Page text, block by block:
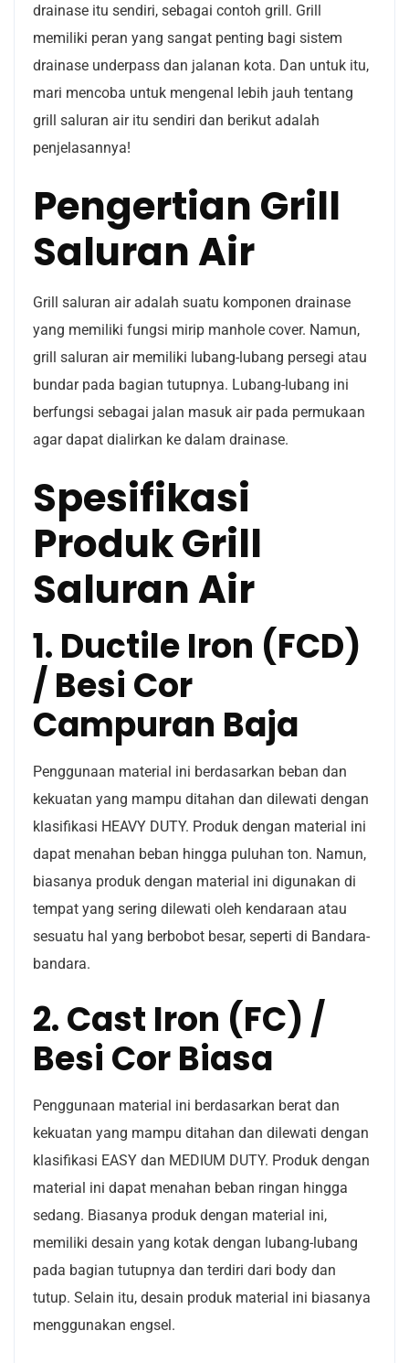
drainase itu sendiri, sebagai contoh grill. Grill
memiliki peran yang sangat penting bagi sistem
drainase underpass dan jalanan kota. Dan untuk itu,
mari mencoba untuk mengenal lebih jauh tentang
grill saluran air itu sendiri dan berikut adalah
penjelasannya!
Pengertian Grill
Saluran Air
Grill saluran air adalah suatu komponen drainase
yang memiliki fungsi mirip manhole cover. Namun,
grill saluran air memiliki lubang-lubang persegi atau
bundar pada bagian tutupnya. Lubang-lubang ini
berfungsi sebagai jalan masuk air pada permukaan
agar dapat dialirkan ke dalam drainase.
Spesifikasi
Produk Grill
Saluran Air
1. Ductile Iron (FCD)
/ Besi Cor
Campuran Baja
Penggunaan material ini berdasarkan beban dan
kekuatan yang mampu ditahan dan dilewati dengan
klasifikasi HEAVY DUTY. Produk dengan material ini
dapat menahan beban hingga puluhan ton. Namun,
biasanya produk dengan material ini digunakan di
tempat yang sering dilewati oleh kendaraan atau
sesuatu hal yang berbobot besar, seperti di Bandara-
bandara.
2. Cast Iron (FC) /
Besi Cor Biasa
Penggunaan material ini berdasarkan berat dan
kekuatan yang mampu ditahan dan dilewati dengan
klasifikasi EASY dan MEDIUM DUTY. Produk dengan
material ini dapat menahan beban ringan hingga
sedang. Biasanya produk dengan material ini,
memiliki desain yang kotak dengan lubang-lubang
pada bagian tutupnya dan terdiri dari body dan
tutup. Selain itu, desain produk material ini biasanya
menggunakan engsel.